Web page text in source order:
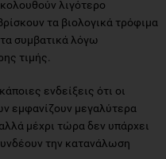
λιγότερο
τα βιολογικά τρόφιμα
συμβατικά λόγω
τιμής.
ενδείξεις ότι οι
εμφανίζουν μεγαλύτερα
μέχρι τώρα δεν υπάρχει
την κατανάλωση